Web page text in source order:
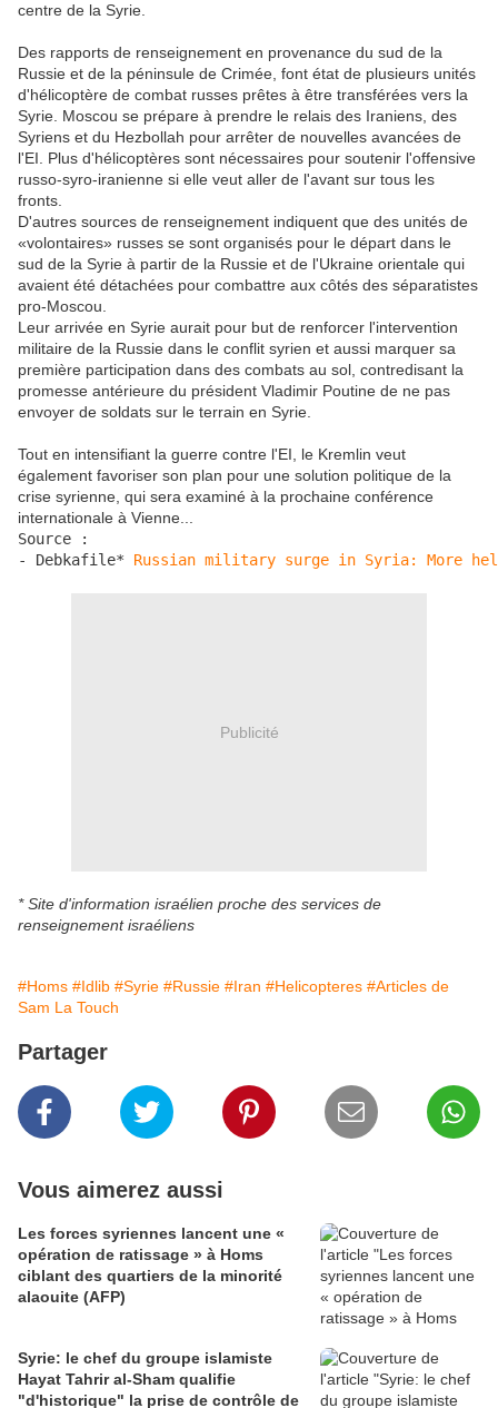
centre de la Syrie.
Des rapports de renseignement en provenance du sud de la
Russie et de la péninsule de Crimée, font état de plusieurs unités
d'hélicoptère de combat russes prêtes à être transférées vers la
Syrie. Moscou se prépare à prendre le relais des Iraniens, des
Syriens et du Hezbollah pour arrêter de nouvelles avancées de
l'EI. Plus d'hélicoptères sont nécessaires pour soutenir l'offensive
russo-syro-iranienne si elle veut aller de l'avant sur tous les
fronts.
D'autres sources de renseignement indiquent que des unités de
«volontaires» russes se sont organisés pour le départ dans le
sud de la Syrie à partir de la Russie et de l'Ukraine orientale qui
avaient été détachées pour combattre aux côtés des séparatistes
pro-Moscou.
Leur arrivée en Syrie aurait pour but de renforcer l'intervention
militaire de la Russie dans le conflit syrien et aussi marquer sa
première participation dans des combats au sol, contredisant la
promesse antérieure du président Vladimir Poutine de ne pas
envoyer de soldats sur le terrain en Syrie.
Tout en intensifiant la guerre contre l'EI, le Kremlin veut
également favoriser son plan pour une solution politique de la
crise syrienne, qui sera examiné à la prochaine conférence
internationale à Vienne...
Source :
- Debkafile* Russian military surge in Syria: More
Publicité
* Site d'information israélien proche des services de
renseignement israéliens
#Homs #Idlib #Syrie #Russie #Iran #Helicopteres #Articles de
Sam La Touch
Partager
Vous aimerez aussi
Les forces syriennes lancent une «
opération de ratissage » à Homs
ciblant des quartiers de la minorité
alaouite (AFP)
Syrie: le chef du groupe islamiste
Hayat Tahrir al-Sham qualifie
"d'historique" la prise de contrôle de